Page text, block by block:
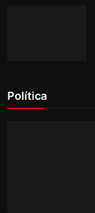
Política